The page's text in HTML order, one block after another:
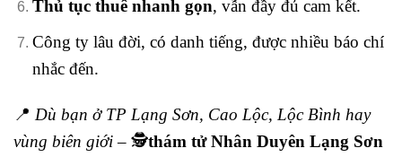
Thủ tục thuê nhanh gọn, vẫn đầy đủ cam kết.
Công ty lâu đời, có danh tiếng, được nhiều báo chí
nhắc đến.
📍 Dù bạn ở TP Lạng Sơn, Cao Lộc, Lộc Bình hay
vùng biên giới – 🕵️thám tử Nhân Duyên Lạng Sơn